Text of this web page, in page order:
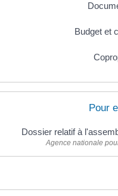
Budget et
Pour
Dossier relatif à
Agence nationale